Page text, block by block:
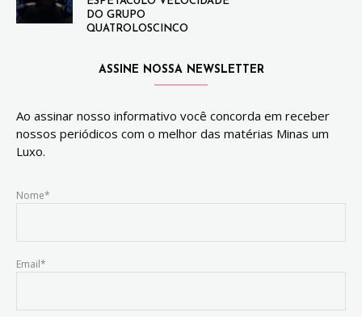
DO GRUPO
QUATROLOSCINCO
ASSINE NOSSA NEWSLETTER
Ao assinar nosso informativo você concorda em receber
nossos periódicos com o melhor das matérias Minas um
Luxo.
Nome*
Email*